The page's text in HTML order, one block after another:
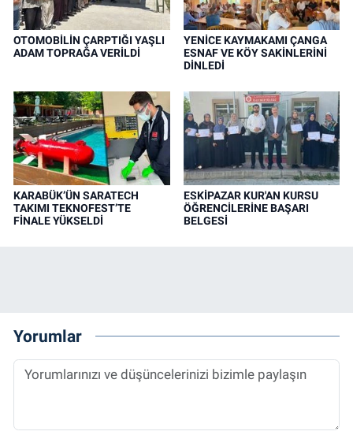
OTOMOBİLİN ÇARPTIĞI YAŞLI
ADAM TOPRAĞA VERİLDİ
YENİCE KAYMAKAMI ÇANGA
ESNAF VE KÖY SAKİNLERİNİ
DİNLEDİ
KARABÜK’ÜN SARATECH
TAKIMI TEKNOFEST’TE
FİNALE YÜKSELDİ
ESKİPAZAR KUR'AN KURSU
ÖĞRENCİLERİNE BAŞARI
BELGESİ
Yorumlar